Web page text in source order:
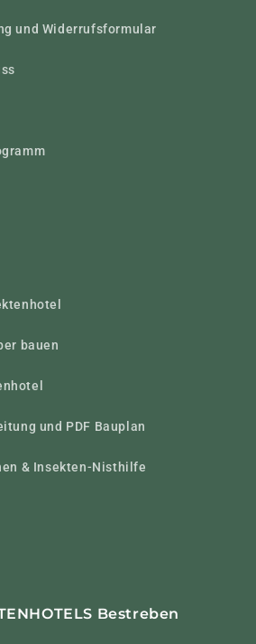
und Widerrufsformular
bauen
und PDF Bauplan
& Insekten-Nisthilfe
Bestreben